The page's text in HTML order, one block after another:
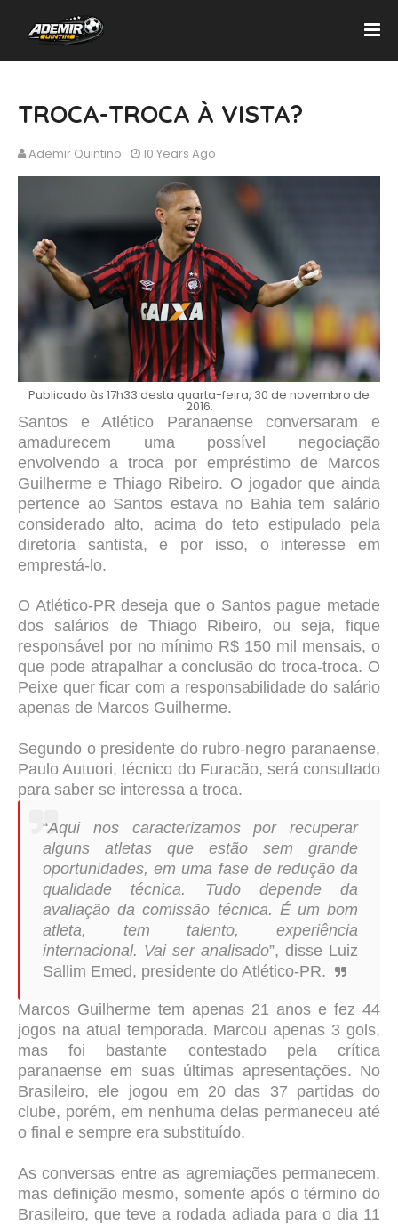
TROCA-TROCA À VISTA?
Ademir Quintino 10 Years Ago
Publicado às 17h33 desta quarta-feira, 30 de novembro de
2016.
Santos e Atlético Paranaense conversaram e
amadurecem uma possível negociação
envolvendo a troca por empréstimo de Marcos
Guilherme e Thiago Ribeiro. O jogador que ainda
pertence ao Santos estava no Bahiatem salário
considerado alto, acima do teto estipulado pela
diretoria santista, e por isso, o interesse em
emprestá-lo.
O Atlético-PR deseja que o Santos pague metade
dos salários de Thiago Ribeiro, ou seja, fique
responsável por no mínimo R$ 150 mil mensais, o
que pode atrapalhar a conclusão do troca-troca. O
Peixe quer ficar com a responsabilidade do salário
apenas de Marcos Guilherme.
Segundo o presidente do rubro-negro paranaense,
Paulo Autuori, técnico do Furacão, será consultado
para saber se interessa a troca.
“Aqui nos caracterizamos por recuperar
alguns atletas que estão sem grande
oportunidades, em uma fase de redução da
qualidade técnica. Tudo depende da
avaliação da comissão técnica. É um bom
atleta, tem talento, experiência
internacional. Vai ser analisado”, disse Luiz
Sallim Emed, presidente do Atlético-PR.
Marcos Guilherme tem apenas 21 anos e fez 44
jogos na atual temporada. Marcou apenas 3 gols,
mas foi bastante contestado pela crítica
paranaense em suas últimas apresentações. No
Brasileiro, ele jogou em 20 das 37 partidas do
clube, porém, em nenhuma delas permaneceu até
o final e sempre era substituído.
As conversas entre as agremiações permanecem,
mas definição mesmo, somente após o término do
Brasileiro, que teve a rodada adiada para o dia 11